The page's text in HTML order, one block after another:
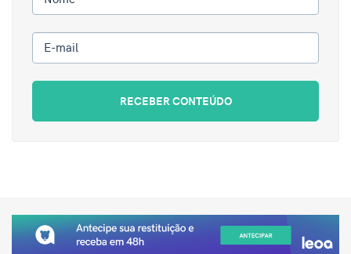
E-mail
RECEBER CONTEÚDO